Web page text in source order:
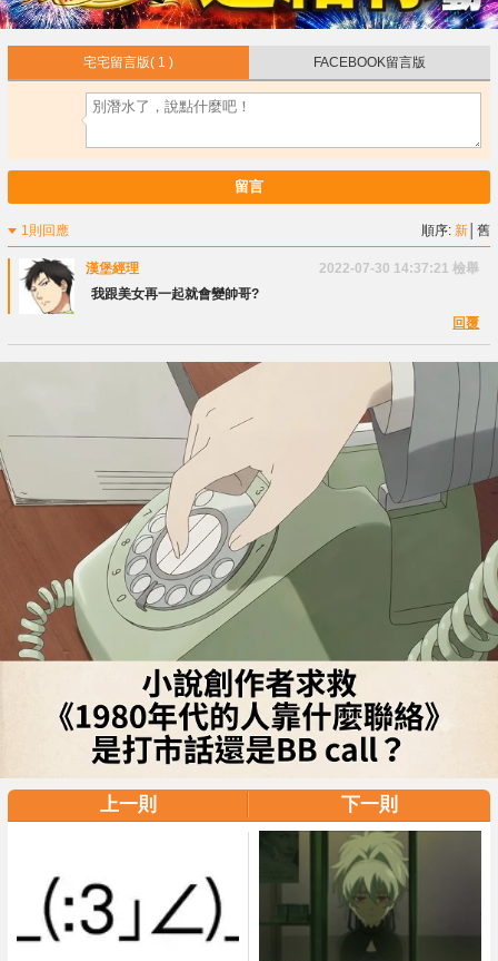
宅宅留言版( 1 ) FACEBOOK留言版
留言
1則回應 順序:新 │舊
漢堡經理 2022-07-30 14:37:21 檢舉
我跟美女再一起就會變帥哥?
回覆
上一則 下一則